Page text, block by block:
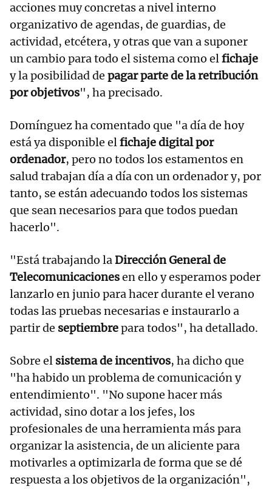
acciones muy concretas a nivel interno
organizativo de agendas, de guardias, de
actividad, etcétera, y otras que van a suponer
un cambio para todo el sistema como elfichaje
y la posibilidad de pagar parte de la retribución
por objetivos", ha precisado.
Domínguez ha comentado que "a día de hoy
está ya disponible elfichaje digital por
ordenador, pero no todos los estamentos en
salud trabajan día a día con un ordenador y, por
tanto, se están adecuando todos los sistemas
que sean necesarios para que todos puedan
hacerlo".
"Está trabajando laDirección General de
Telecomunicacionesen ello y esperamos poder
lanzarlo en junio para hacer durante el verano
todas las pruebas necesarias e instaurarlo a
partir de septiembrepara todos", ha detallado.
Sobre el sistema de incentivos, ha dicho que
"ha habido un problema de comunicación y
entendimiento". "No supone hacer más
actividad, sino dotar a los jefes, los
profesionales de una herramienta más para
organizar la asistencia, de un aliciente para
motivarles a optimizarla de forma que se dé
respuesta a los objetivos de la organización",